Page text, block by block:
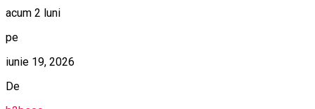
acum 2 luni
pe
iunie 19, 2026
De